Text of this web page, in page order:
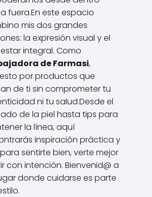
fuera.En este espacio
mis dos grandes
la expresión visual y el
integral. Como
de Farmasi,
por productos que
de ti sin comprometer tu
ni tu salud.Desde el
de la piel hasta tips para
la línea, aquí
inspiración práctica y
sentirte bien, verte mejor
con intención. Bienvenid@ a
donde cuidarse es parte